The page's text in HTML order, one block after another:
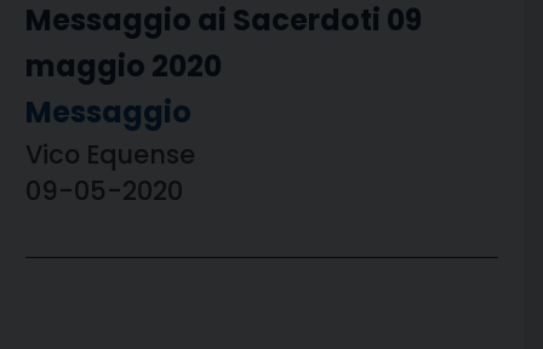
Messaggio ai Sacerdoti 09
maggio 2020
Messaggio
Vico Equense
09-05-2020